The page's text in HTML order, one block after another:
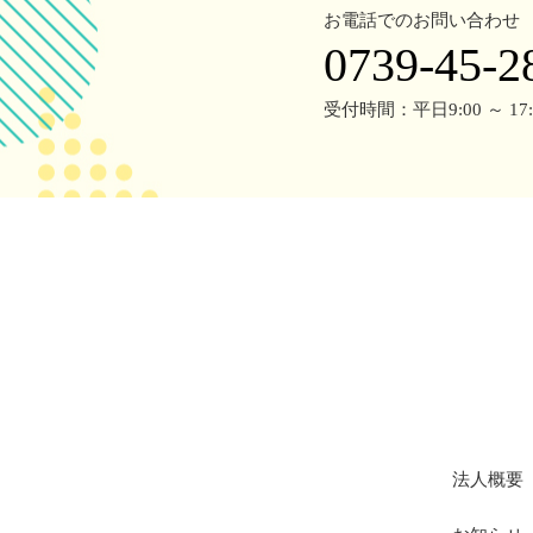
お電話でのお問い合わせ
0739-45-
受付時間：平日9:00 ～
法人概要